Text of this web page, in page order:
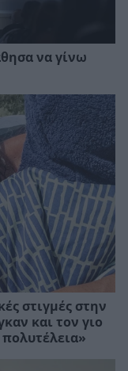
να γίνω
στιγμές στην
και τον γιο